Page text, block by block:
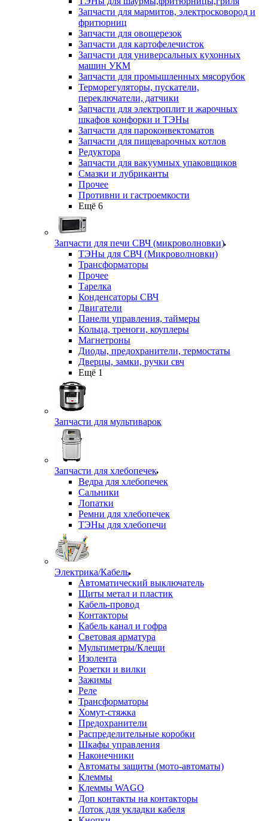
Запчасти для мармитов, электросковород и
фритюрниц
Запчасти для овощерезок
Запчасти для картофелечисток
Запчасти для универсальных кухонных
машин УКМ
Запчасти для промышленных мясорубок
Терморегуляторы, пускатели,
переключатели, датчики
Запчасти для электроплит и жарочных
шкафов конфорки и ТЭНы
Запчасти для пароконвектоматов
Запчасти для пищеварочных котлов
Редуктора
Запчасти для вакуумных упаковщиков
Смазки и лубриканты
Прочее
Противни и гастроемкости
Ещё 6
Запчасти для печи СВЧ (микроволновки)
ТЭНы для СВЧ (Микроволновки)
Трансформаторы
Прочее
Тарелка
Конденсаторы СВЧ
Двигатели
Панели управления, таймеры
Кольца, треноги, коуплеры
Магнетроны
Диоды, предохранители, термостаты
Дверцы, замки, ручки свч
Ещё 1
Запчасти для мультиварок
Запчасти для хлебопечек
Ведра для хлебопечек
Сальники
Лопатки
Ремни для хлебопечек
ТЭНы для хлебопечи
Электрика/Кабель
Автоматический выключатель
Щиты метал и пластик
Кабель-провод
Контакторы
Кабель канал и гофра
Световая арматура
Мультиметры/Клещи
Изолента
Розетки и вилки
Зажимы
Реле
Трансформаторы
Хомут-стяжка
Предохранители
Распределительные коробки
Шкафы управления
Наконечники
Автоматы защиты (мото-автоматы)
Клеммы
Клеммы WAGO
Доп контакты на контакторы
Лоток для укладки кабеля